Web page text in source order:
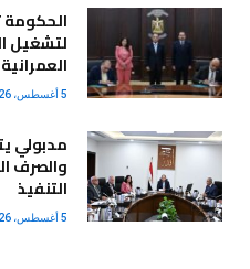
لتشغيل
5 أغسطس، 2026
مدبولي
والصرف
التنفيذ
5 أغسطس، 2026